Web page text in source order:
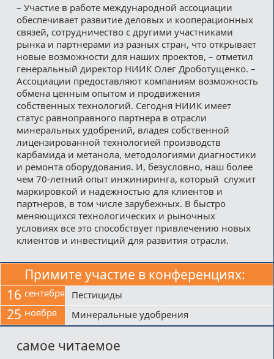
– Участие в работе международной ассоциации
обеспечивает развитие деловых и кооперационных
связей, сотрудничество с другими участниками
рынка и партнерами из разных стран, что открывает
новые возможности для наших проектов, – отметил
генеральный директор НИИК Олег Дроботущенко. –
Ассоциации предоставляют компаниям возможность
обмена ценным опытом и продвижения
собственных технологий. Сегодня НИИК имеет
статус равноправного партнера в отрасли
минеральных удобрений, владея собственной
лицензированной технологией производств
карбамида и метанола, методологиями диагностики
и ремонта оборудования. И, безусловно, наш более
чем 70-летний опыт инжиниринга, который служит
маркировкой и надежностью для клиентов и
партнеров, в том числе зарубежных. В быстро
меняющихся технологических и рыночных
условиях все это способствует привлечению новых
клиентов и инвестиций для развития отрасли.
Примите участие в конференциях:
16 сентября Пестициды
25 ноября Минеральные удобрения
самое читаемое